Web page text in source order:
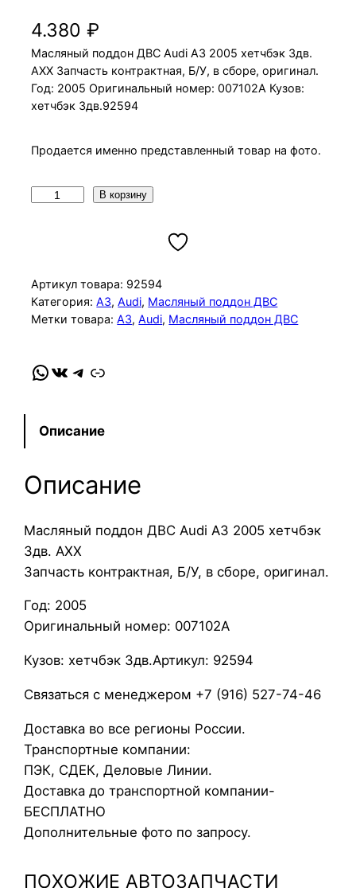
4.380₽
Масляный поддон ДВС Audi A3 2005 хетчбэк 3дв.
AXX Запчасть контрактная, Б/У, в сборе, оригинал.
Год: 2005 Оригинальный номер: 007102A Кузов:
хетчбэк 3дв.92594
Продается именно представленный товар на фото.
ч
е
с
в
о
р
М
а
с
я
н
ы
й
п
д
д
о
н
Д
В
A
В корзину
Артикул товара: 92594
Категория:A3, Audi, Масляный поддон ДВС
Метки товара:A3, Audi, Масляный поддон ДВС
WhatsApp VK Telegram Link
Описание
Описание
Масляный поддон ДВС Audi A3 2005 хетчбэк
3дв. AXX
Запчасть контрактная, Б/У, в сборе, оригинал.
Год: 2005
Оригинальный номер: 007102A
Кузов: хетчбэк 3дв.Артикул: 92594
Связаться с менеджером +7 (916) 527-74-46
Доставка во все регионы России.
Транспортные компании:
ПЭК, СДЕК, Деловые Линии.
Доставка до транспортной компании-
БЕСПЛАТНО
Дополнительные фото по запросу.
ПОХОЖИЕ АВТОЗАПЧАСТИ